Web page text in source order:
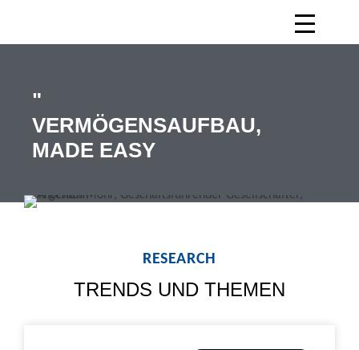
"
VERMÖGENSAUFBAU,
MADE EASY
RESEARCH
TRENDS UND THEMEN